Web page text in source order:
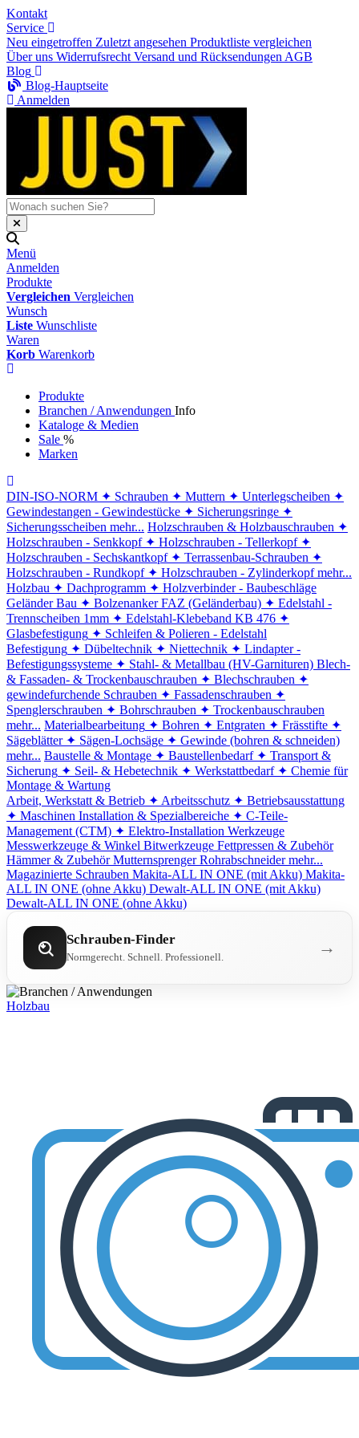
Kontakt
Service
Neu eingetroffen Zuletzt angesehen Produktliste vergleichen
Über uns Widerrufsrecht Versand und Rücksendungen AGB
Blog
Blog-Hauptseite
Anmelden
Menü
Anmelden
Produkte
Vergleichen Vergleichen
Wunsch
Liste Wunschliste
Waren
Korb Warenkorb
Produkte
Branchen / Anwendungen Info
Kataloge & Medien
Sale %
Marken
DIN-ISO-NORM ✦ Schrauben ✦ Muttern ✦ Unterlegscheiben ✦
Gewindestangen - Gewindestücke ✦ Sicherungsringe ✦
Sicherungsscheiben mehr... Holzschrauben & Holzbauschrauben ✦
Holzschrauben - Senkkopf ✦ Holzschrauben - Tellerkopf ✦
Holzschrauben - Sechskantkopf ✦ Terrassenbau-Schrauben ✦
Holzschrauben - Rundkopf ✦ Holzschrauben - Zylinderkopf mehr...
Holzbau ✦ Dachprogramm ✦ Holzverbinder - Baubeschläge
Geländer Bau ✦ Bolzenanker FAZ (Geländerbau) ✦ Edelstahl -
Trennscheiben 1mm ✦ Edelstahl-Klebeband KB 476 ✦
Glasbefestigung ✦ Schleifen & Polieren - Edelstahl
Befestigung ✦ Dübeltechnik ✦ Niettechnik ✦ Lindapter -
Befestigungssysteme ✦ Stahl- & Metallbau (HV-Garnituren) Blech-
& Fassaden- & Trockenbauschrauben ✦ Blechschrauben ✦
gewindefurchende Schrauben ✦ Fassadenschrauben ✦
Spenglerschrauben ✦ Bohrschrauben ✦ Trockenbauschrauben
mehr... Materialbearbeitung ✦ Bohren ✦ Entgraten ✦ Frässtifte ✦
Sägeblätter ✦ Sägen-Lochsäge ✦ Gewinde (bohren & schneiden)
mehr... Baustelle & Montage ✦ Baustellenbedarf ✦ Transport &
Sicherung ✦ Seil- & Hebetechnik ✦ Werkstattbedarf ✦ Chemie für
Montage & Wartung
Arbeit, Werkstatt & Betrieb ✦ Arbeitsschutz ✦ Betriebsausstattung
✦ Maschinen Installation & Spezialbereiche ✦ C-Teile-
Management (CTM) ✦ Elektro-Installation Werkzeuge
Messwerkzeuge & Winkel Bitwerkzeuge Fettpressen & Zubehör
Hämmer & Zubehör Mutternsprenger Rohrabschneider mehr...
Magazinierte Schrauben Makita-ALL IN ONE (mit Akku) Makita-
ALL IN ONE (ohne Akku) Dewalt-ALL IN ONE (mit Akku)
Dewalt-ALL IN ONE (ohne Akku)
Schrauben-Finder
Normgerecht. Schnell. Professionell. →
Holzbau